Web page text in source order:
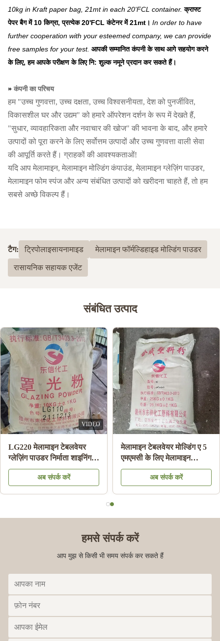
10kg in Kraft paper bag, 21mt in each 20'FCL container. क्राफ्ट
पेपर बैग में 10 किग्रा, प्रत्येक 20'FCL कंटेनर में 21mt। In order to have
further cooperation with your esteemed company, we can provide
free samples for your test. आपकी सम्मानित कंपनी के साथ आगे सहयोग करने
के लिए, हम आपके परीक्षण के लिए नि: शुल्क नमूने प्रदान कर सकते हैं।
» कंपनी का परिचय
हम "उच्च गुणवत्ता, उच्च दक्षता, उच्च विश्वसनीयता, देश को पुनर्जीवित,
विकासशील घर और उद्यम" को हमारे ऑपरेशन दर्शन के रूप में देखते हैं,
"सुधार, व्यावहारिकता और नवाचार की खोज" की भावना के बाद, और हमारे
उत्पादों को पूरा करने के लिए सर्वोत्तम उत्पादों और उच्च गुणवत्ता वाली सेवा
की आपूर्ति करते हैं। ग्राहकों की आवश्यकताओं!
यदि आप मेलामाइन, मेलामाइन मोल्डिंग कंपाउंड, मेलामाइन ग्लेज़िंग पाउडर,
मेलामाइन फोम स्पंज और अन्य संबंधित उत्पादों को खरीदना चाहते हैं, तो हम
सबसे अच्छे विकल्प हैं।
टैग: ट्रिपोलाइसायनामाइड मेलामाइन फॉर्मल्डिहाइड मोल्डिंग पाउडर
रासायनिक सहायक एजेंट
संबंधित उत्पाद
VIDEO
LG220 मेलामाइन टेबलवेयर
ग्लेज़िंग पाउडर निर्माता शाइनिंग
मेलामाइन प्लेट एचएस कोड
39092000 . के लिए
अब संपर्क करें
मेलामाइन टेबलवेयर मोल्डिंग ए 5
एमएमसी के लिए मेलामाइन
केमिकल मोल्डिंग राल सामग्री
अब संपर्क करें
हमसे संपर्क करें
आप मुझ से किसी भी समय संपर्क कर सकते हैं